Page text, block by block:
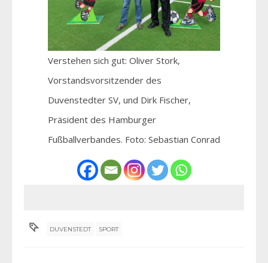
Verstehen sich gut: Oliver Stork,
Vorstandsvorsitzender des
Duvenstedter SV, und Dirk Fischer,
Präsident des Hamburger
Fußballverbandes. Foto: Sebastian Conrad
DUVENSTEDT SPORT